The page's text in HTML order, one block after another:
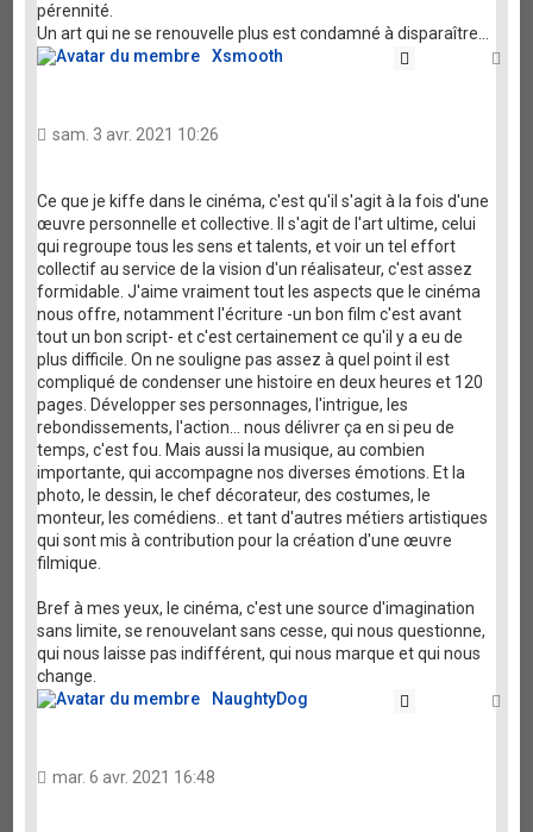
pérennité.
Un art qui ne se renouvelle plus est condamné à disparaître...
Xsmooth
sam. 3 avr. 2021 10:26
Ce que je kiffe dans le cinéma, c'est qu'il s'agit à la fois d'une
œuvre personnelle et collective. Il s'agit de l'art ultime, celui
qui regroupe tous les sens et talents, et voir un tel effort
collectif au service de la vision d'un réalisateur, c'est assez
formidable. J'aime vraiment tout les aspects que le cinéma
nous offre, notamment l'écriture -un bon film c'est avant
tout un bon script- et c'est certainement ce qu'il y a eu de
plus difficile. On ne souligne pas assez à quel point il est
compliqué de condenser une histoire en deux heures et 120
pages. Développer ses personnages, l'intrigue, les
rebondissements, l'action... nous délivrer ça en si peu de
temps, c'est fou. Mais aussi la musique, au combien
importante, qui accompagne nos diverses émotions. Et la
photo, le dessin, le chef décorateur, des costumes, le
monteur, les comédiens.. et tant d'autres métiers artistiques
qui sont mis à contribution pour la création d'une œuvre
filmique.
Bref à mes yeux, le cinéma, c'est une source d'imagination
sans limite, se renouvelant sans cesse, qui nous questionne,
qui nous laisse pas indifférent, qui nous marque et qui nous
change.
NaughtyDog
mar. 6 avr. 2021 16:48